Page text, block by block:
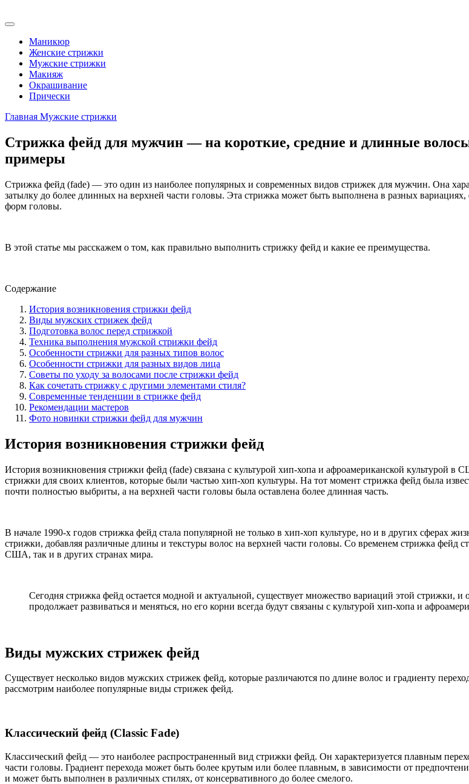
Маникюр
Женские стрижки
Мужские стрижки
Макияж
Окрашивание
Прически
Главная Мужские стрижки
Стрижка фейд для мужчин — на короткие, средние и длинные
примеры
Стрижка фейд (fade) — это один из наиболее популярных и современных видов стрижек для мужчин. Она
затылку до более длинных на верхней части головы. Эта стрижка может быть выполнена в разных
форм головы.
В этой статье мы расскажем о том, как правильно выполнить стрижку фейд и какие ее преимущества.
Содержание
История возникновения стрижки фейд
Виды мужских стрижек фейд
Подготовка волос перед стрижкой
Техника выполнения мужской стрижки фейд
Особенности стрижки для разных типов волос
Особенности стрижки для разных видов лица
Советы по уходу за волосами после стрижки фейд
Как сочетать стрижку с другими элементами стиля?
Современные тенденции в стрижке фейд
Рекомендации мастеров
Фото новинки стрижки фейд для мужчин
История возникновения стрижки фейд
История возникновения стрижки фейд (fade) связана с культурой хип-хопа и афроамериканской культурой
стрижки для своих клиентов, которые были частью хип-хоп культуры. На тот момент стрижка фейд была
почти полностью выбриты, а на верхней части головы была оставлена более длинная часть.
В начале 1990-х годов стрижка фейд стала популярной не только в хип-хоп культуре, но и в других сферах
стрижки, добавляя различные длины и текстуры волос на верхней части головы. Со временем стрижка фейд
США, так и в других странах мира.
Сегодня стрижка фейд остается модной и актуальной, существует множество вариаций этой стрижки,
продолжает развиваться и меняться, но его корни всегда будут связаны с культурой хип-хопа и
Виды мужских стрижек фейд
Существует несколько видов мужских стрижек фейд, которые различаются по длине волос и градиенту
рассмотрим наиболее популярные виды стрижек фейд.
Классический фейд (Classic Fade)
Классический фейд — это наиболее распространенный вид стрижки фейд. Он характеризуется плавным
части головы. Градиент перехода может быть более крутым или более плавным, в зависимости от
и может быть выполнен в различных стилях, от консервативного до более смелого.